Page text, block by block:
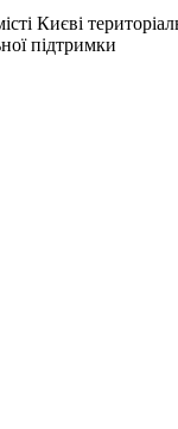
Києві
підтримки